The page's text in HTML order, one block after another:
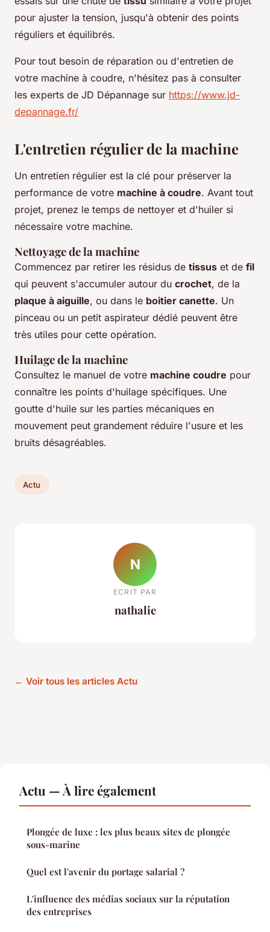
pour ajuster la tension, jusqu'à obtenir des points
réguliers et équilibrés.
Pour tout besoin de réparation ou d'entretien de
votre machine à coudre, n'hésitez pas à consulter
les experts de JD Dépannage sur https://www.jd-
depannage.fr/
L'entretien régulier de la machine
Un entretien régulier est la clé pour préserver la
performance de votre machine à coudre. Avant tout
projet, prenez le temps de nettoyer et d'huiler si
nécessaire votre machine.
Nettoyage de la machine
Commencez par retirer les résidus de tissus et de fil
qui peuvent s'accumuler autour du crochet, de la
plaque à aiguille, ou dans le boitier canette. Un
pinceau ou un petit aspirateur dédié peuvent être
très utiles pour cette opération.
Huilage de la machine
Consultez le manuel de votre machine coudre pour
connaître les points d'huilage spécifiques. Une
goutte d'huile sur les parties mécaniques en
mouvement peut grandement réduire l'usure et les
bruits désagréables.
Actu
N
ECRIT PAR
nathalie
← Voir tous les articles Actu
Actu — À lire également
Plongée de luxe : les plus beaux sites de plongée
sous-marine
Quel est l'avenir du portage salarial ?
L'influence des médias sociaux sur la réputation
des entreprises